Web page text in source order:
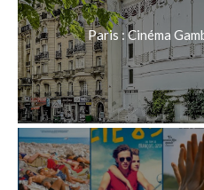
Paris : Cinéma